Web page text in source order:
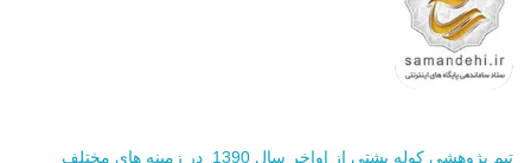
تیم پژوهشی کوله پشتی از اواخر سال 1390 در زمینه های مختلف